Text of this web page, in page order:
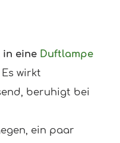
in eine Duftlampe
wirkt
beruhigt bei
ein paar